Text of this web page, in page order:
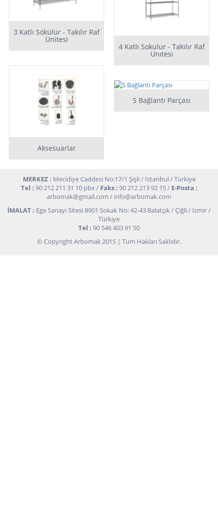
3 Katlı Sökülür - Takılır Raf
Ünitesi
4 Katlı Sokulur - Takılır Raf
Unıtesı
Aksesuarlar
S Bağlantı Parçası
MERKEZ : Mecidiye Caddesi No:17/1 Şişli / İstanbul / Türkiye
Tel : 90 212 211 31 10 pbx / Faks : 90 212 213 92 15 / E-Posta :
arbomak@gmail.com / info@arbomak.com
İMALAT : Ege Sanayi Sitesi 8901 Sokak No: 42-43 Balatçık / Çiğli / İzmir /
Türkiye
Tel : 90 546 403 91 50
© Copyright Arbomak 2015 | Tüm Hakları Saklıdır.